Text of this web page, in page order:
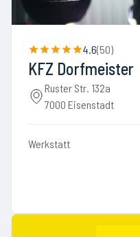
4.6(50)
KFZ Dorfmeister
Ruster Str. 132a
7000 Eisenstadt
Werkstatt